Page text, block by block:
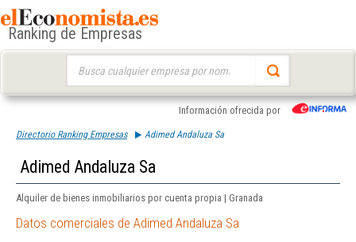
Ranking de Empresas
Información ofrecida por
Directorio Ranking Empresas Adimed Andaluza Sa
Adimed Andaluza Sa
Alquiler de bienes inmobiliarios por cuenta propia | Granada
Datos comerciales de Adimed Andaluza Sa